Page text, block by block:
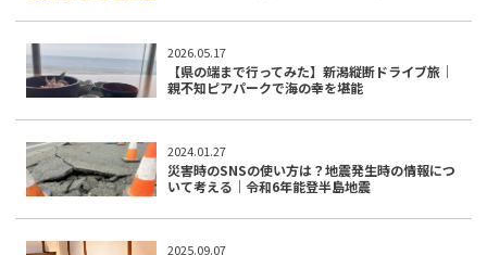
2026.05.17
【県の端まで行ってみた】新潟縦断ドライブ旅｜
親不知ピアパークで海の幸を堪能
2024.01.27
災害時のSNSの使い方は？地震発生時の情報につ
いて考える｜令和6年能登半島地震
2025.09.07